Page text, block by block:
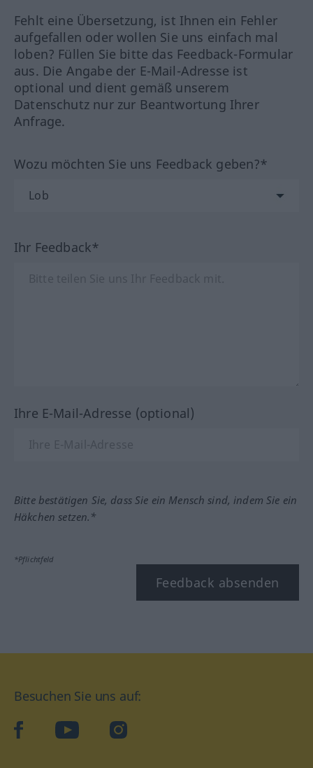
Fehlt eine Übersetzung, ist Ihnen ein Fehler
aufgefallen oder wollen Sie uns einfach mal
loben? Füllen Sie bitte das Feedback-Formular
aus. Die Angabe der E-Mail-Adresse ist
optional und dient gemäß unserem
Datenschutz nur zur Beantwortung Ihrer
Anfrage.
Wozu möchten Sie uns Feedback geben?*
Ihr Feedback*
Ihre E-Mail-Adresse (optional)
Bitte bestätigen Sie, dass Sie ein Mensch sind, indem Sie ein
Häkchen setzen.*
*Pflichtfeld
Feedback absenden
Besuchen Sie uns auf:
facebookYouTube Instagram